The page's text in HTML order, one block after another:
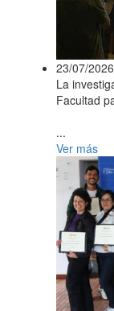
23/07/2026
La
Facultad
...
Ver más